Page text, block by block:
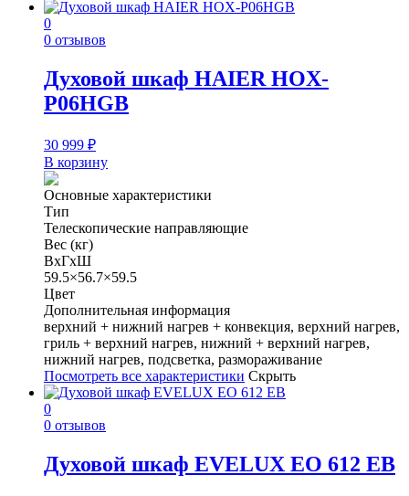
0
0 отзывов
Духовой шкаф HAIER HOX-
P06HGB
30 999 ₽
В корзину
Основные характеристики
Тип
Телескопические направляющие
Вес (кг)
ВхГхШ
59.5×56.7×59.5
Цвет
Дополнительная информация
верхний + нижний нагрев + конвекция, верхний нагрев,
гриль + верхний нагрев, нижний + верхний нагрев,
нижний нагрев, подсветка, размораживание
Посмотреть все характеристики Скрыть
0
0 отзывов
Духовой шкаф EVELUX EO 612 EB